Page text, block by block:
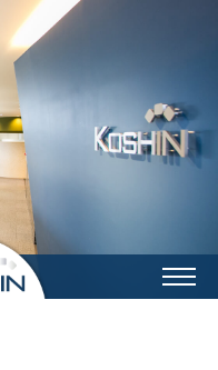
光伸の強み 採用情報
用
生